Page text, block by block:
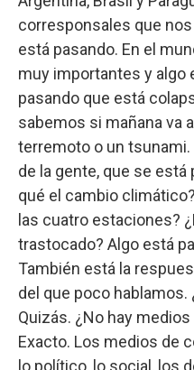
corresponsales que
está pasando. En el
muy importantes y algo
pasando que está
sabemos si mañana va
terremoto o un
de la gente, que se
qué el cambio
las cuatro estaciones?
trastocado? Algo está
También está la
del que poco
Quizás. ¿No hay
Exacto. Los medios de
lo político, lo social, los